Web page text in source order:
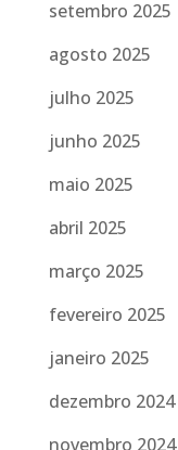
setembro 2025
agosto 2025
julho 2025
junho 2025
maio 2025
abril 2025
março 2025
fevereiro 2025
janeiro 2025
dezembro 2024
novembro 2024